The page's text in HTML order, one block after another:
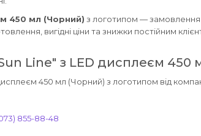
450 мл (Чорний) з логотипом — замовлення
вигідні ціни та знижки постійним
Line" з LED дисплеєм 450
450 мл (Чорний) з логотипом від
855-88-48